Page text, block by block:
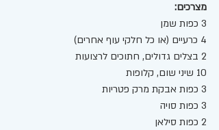
מצרכים:
3 כפות שמן
4 כרעיים (או כל חלקי עוף אחרים)
2 בצלים גדולים, חתוכים לרצועות
10 שיני שום, קלופות
3 כפות אבקת מרק פטריות
3 כפות סויה
2 כפות סילאן